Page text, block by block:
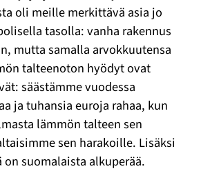
oli meille merkittävä asia jo
tasolla: vanha rakennus
mutta samalla arvokkuutensa
talteenoton hyödyt ovat
säästämme vuodessa
ja tuhansia euroja rahaa, kun
lämmön talteen sen
sen harakoille. Lisäksi
suomalaista alkuperää.